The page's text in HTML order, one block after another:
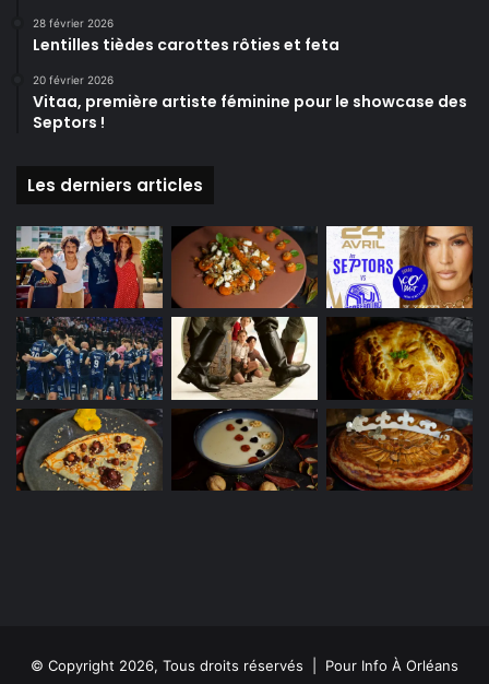
28 février 2026
Lentilles tièdes carottes rôties et feta
20 février 2026
Vitaa, première artiste féminine pour le showcase des
Septors !
Les derniers articles
© Copyright 2026, Tous droits réservés | Pour Info À Orléans